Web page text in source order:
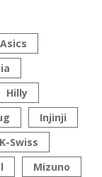
Asics
Hilly
Injinji
K-Swiss
Mizuno